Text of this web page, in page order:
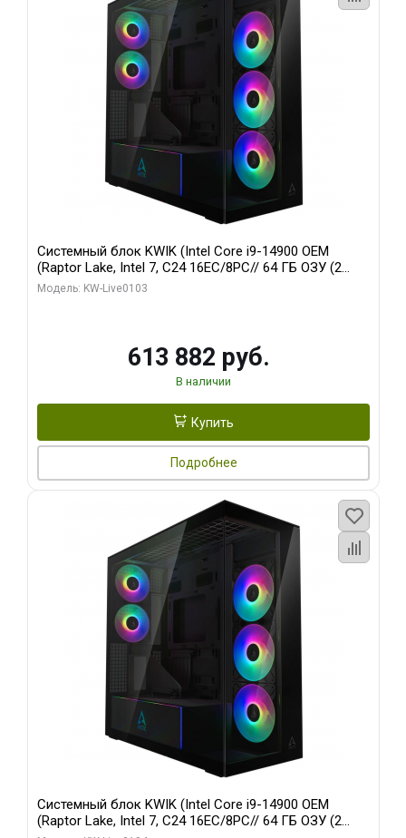
Системный блок KWIK (Intel Core i9-14900 OEM
(Raptor Lake, Intel 7, C24 16EC/8PC// 64 ГБ ОЗУ (2
модуля)/ Afox RTX4090 24GB GDDR6X 384-Bit 3xDP
Модель: KW-Live0103
613 882 руб.
В наличии
Купить
Подробнее
Системный блок KWIK (Intel Core i9-14900 OEM
(Raptor Lake, Intel 7, C24 16EC/8PC// 64 ГБ ОЗУ (2